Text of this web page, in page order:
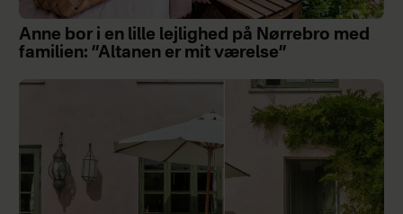
Anne bor i en lille lejlighed på Nørrebro med
familien: ”Altanen er mit værelse”